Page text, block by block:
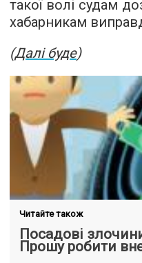
такої волі судам
хабарникам
(Далі буде)
Читайте також
Посадові
Прошу робити